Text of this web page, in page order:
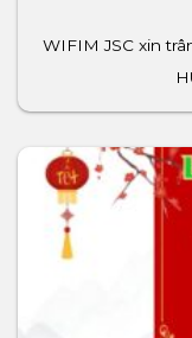
WIFIM JSC xin